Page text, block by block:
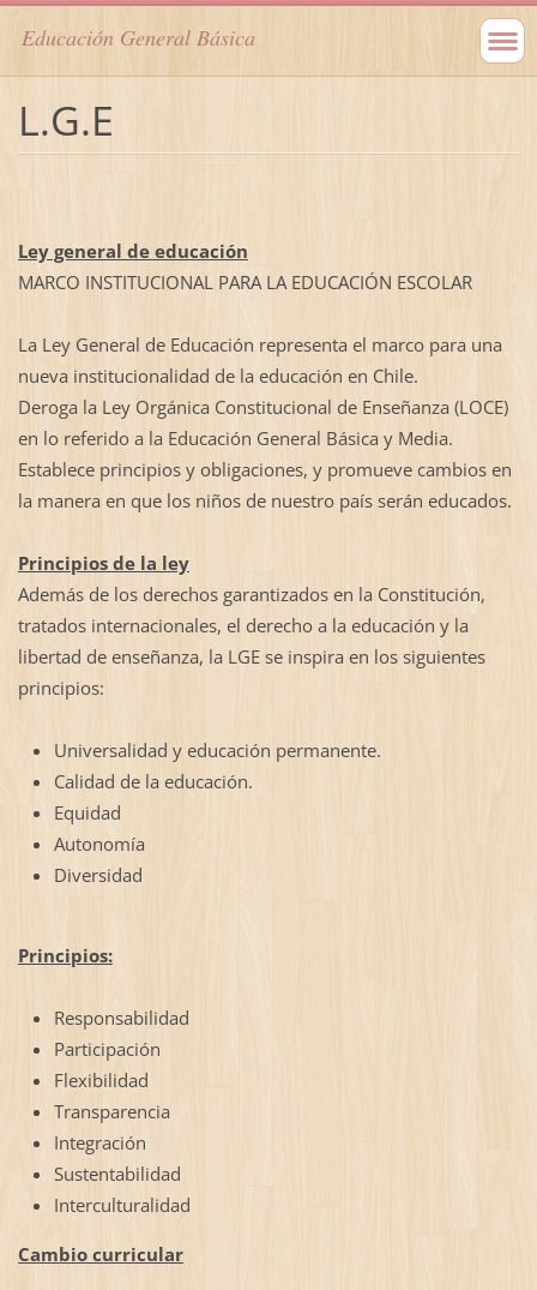
Educación General Básica
L.G.E
Ley general de educación
MARCO INSTITUCIONAL PARA LA EDUCACIÓN ESCOLAR
La Ley General de Educación representa el marco para una
nueva institucionalidad de la educación en Chile.
Deroga la Ley Orgánica Constitucional de Enseñanza (LOCE)
en lo referido a la Educación General Básica y Media.
Establece principios y obligaciones, y promueve cambios en
la manera en que los niños de nuestro país serán educados.
Principios de la ley
Además de los derechos garantizados en la Constitución,
tratados internacionales, el derecho a la educación y la
libertad de enseñanza, la LGE se inspira en los siguientes
principios:
Universalidad y educación permanente.
Calidad de la educación.
Equidad
Autonomía
Diversidad
Principios:
Responsabilidad
Participación
Flexibilidad
Transparencia
Integración
Sustentabilidad
Interculturalidad
Cambio curricular